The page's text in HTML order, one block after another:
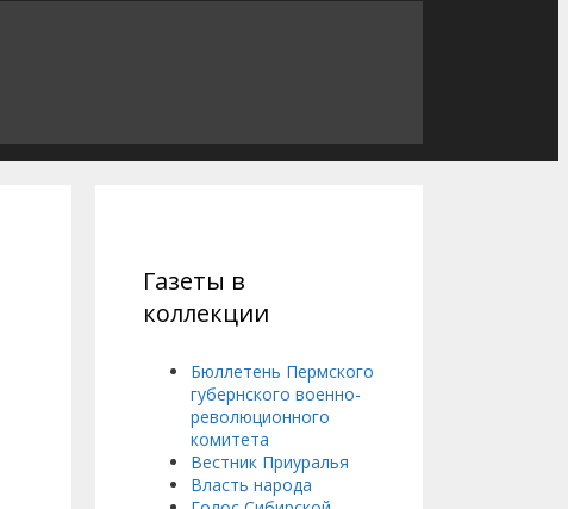
Газеты в
коллекции
Бюллетень Пермского
губернского военно-
революционного
комитета
Вестник Приуралья
Власть народа